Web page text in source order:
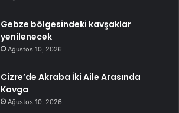
Gebze bölgesindeki kavşaklar
yenilenecek
Ağustos 10, 2026
Cizre’de Akraba İki Aile Arasında
Kavga
Ağustos 10, 2026